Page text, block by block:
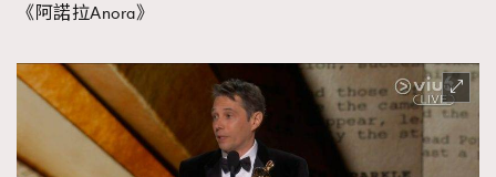
《阿諾拉Anora》